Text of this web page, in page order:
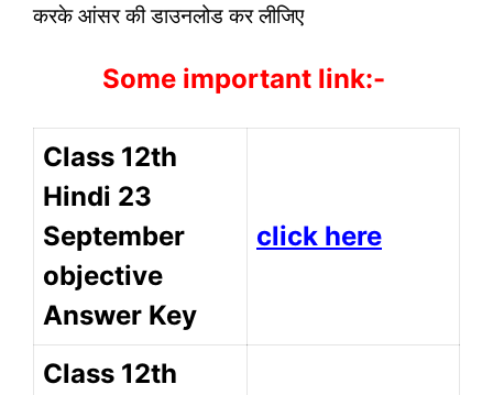
करके आंसर की डाउनलोड कर लीजिए
Some important link:-
Class 12th
Hindi 23
September
objective
Answer Key
click here
Class 12th